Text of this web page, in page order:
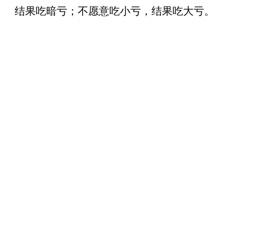
结果吃暗亏；不愿意吃小亏，结果吃大亏。